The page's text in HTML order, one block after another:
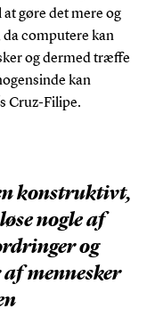
gøre det mere og
computere kan
og dermed træffe
kan
Cruz-Filipe.
konstruktivt,
nogle af
og
mennesker